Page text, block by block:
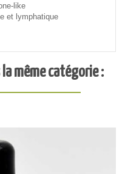
like
et lymphatique
même catégorie :